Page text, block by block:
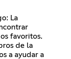
La
favoritos.
de la
a ayudar a